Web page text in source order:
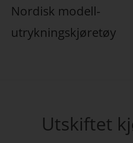
Nordisk modell-
utrykningskjøretøy
Utskiftet